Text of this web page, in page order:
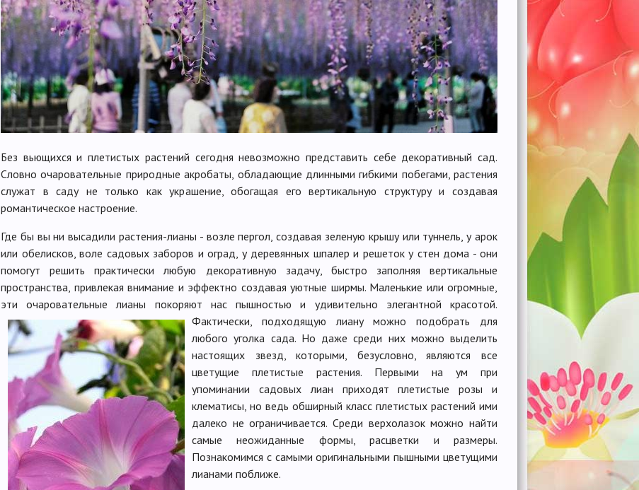
Без вьющихся и плетистых растений сегодня невозможно представить себе декоративный сад.
Словно очаровательные природные акробаты, обладающие длинными гибкими побегами, растения
служат в саду не только как украшение, обогащая его вертикальную структуру и создавая
романтическое настроение.
Где бы вы ни высадили растения-лианы - возле пергол, создавая зеленую крышу или туннель, у арок
или обелисков, воле садовых заборов и оград, у деревянных шпалер и решеток у стен дома - они
помогут решить практически любую декоративную задачу, быстро заполняя вертикальные
пространства, привлекая внимание и эффектно создавая уютные ширмы. Маленькие или огромные,
эти очаровательные лианы покоряют нас пышностью и удивительно элегантной красотой.
Фактически, подходящую лиану можноподобрать для
любого уголка сада. Но даже среди них можно выделить
настоящих звезд, которыми, безусловно, являются все
цветущие плетистые растения. Первыми на ум при
упоминании садовых лиан приходят плетистые розы и
клематисы, но ведь обширный класс плетистых растений ими
далеко не ограничивается. Среди верхолазок можно найти
самые неожиданные формы, расцветки и размеры.
Познакомимся с самыми оригинальными пышными цветущими
лианами поближе.